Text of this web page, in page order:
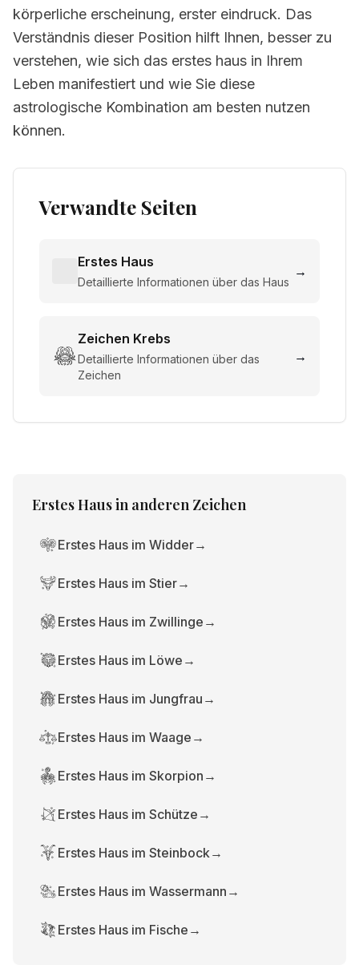
körperliche erscheinung, erster eindruck. Das
Verständnis dieser Position hilft Ihnen, besser zu
verstehen, wie sich das erstes haus in Ihrem
Leben manifestiert und wie Sie diese
astrologische Kombination am besten nutzen
können.
Verwandte Seiten
Erstes Haus
Detaillierte Informationen über das Haus
→
Zeichen Krebs
Detaillierte Informationen über das
Zeichen
→
Erstes Hausin anderen Zeichen
Erstes Haus im Widder→
Erstes Haus im Stier→
Erstes Haus im Zwillinge →
Erstes Haus im Löwe →
Erstes Haus im Jungfrau →
Erstes Haus im Waage →
Erstes Haus im Skorpion →
Erstes Haus im Schütze →
Erstes Haus im Steinbock→
Erstes Haus im Wassermann →
Erstes Haus im Fische →